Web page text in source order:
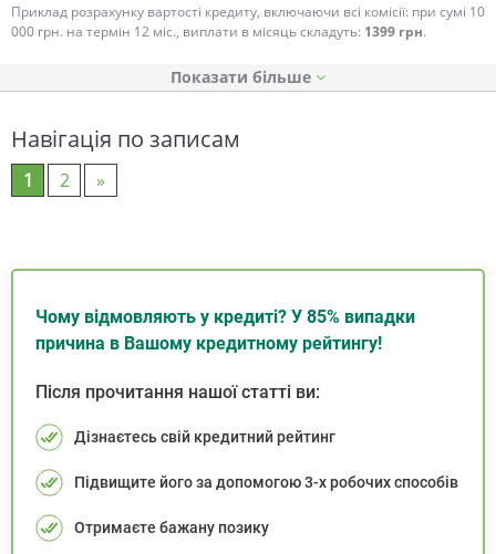
Приклад розрахунку вартості кредиту, включаючи всі комісії: при сумі 10
000 грн. на термін 12 міс., виплати в місяць складуть: 1399 грн.
Показати
Навігація по записам
1 2 »
Чому відмовляють у кредиті? У 85% випадки
причина в Вашому кредитному рейтингу!
Після прочитання нашої статті ви:
Дізнаєтесь свій кредитний рейтинг
Підвищите його за допомогою 3-х робочих способів
Отримаєте бажану позику